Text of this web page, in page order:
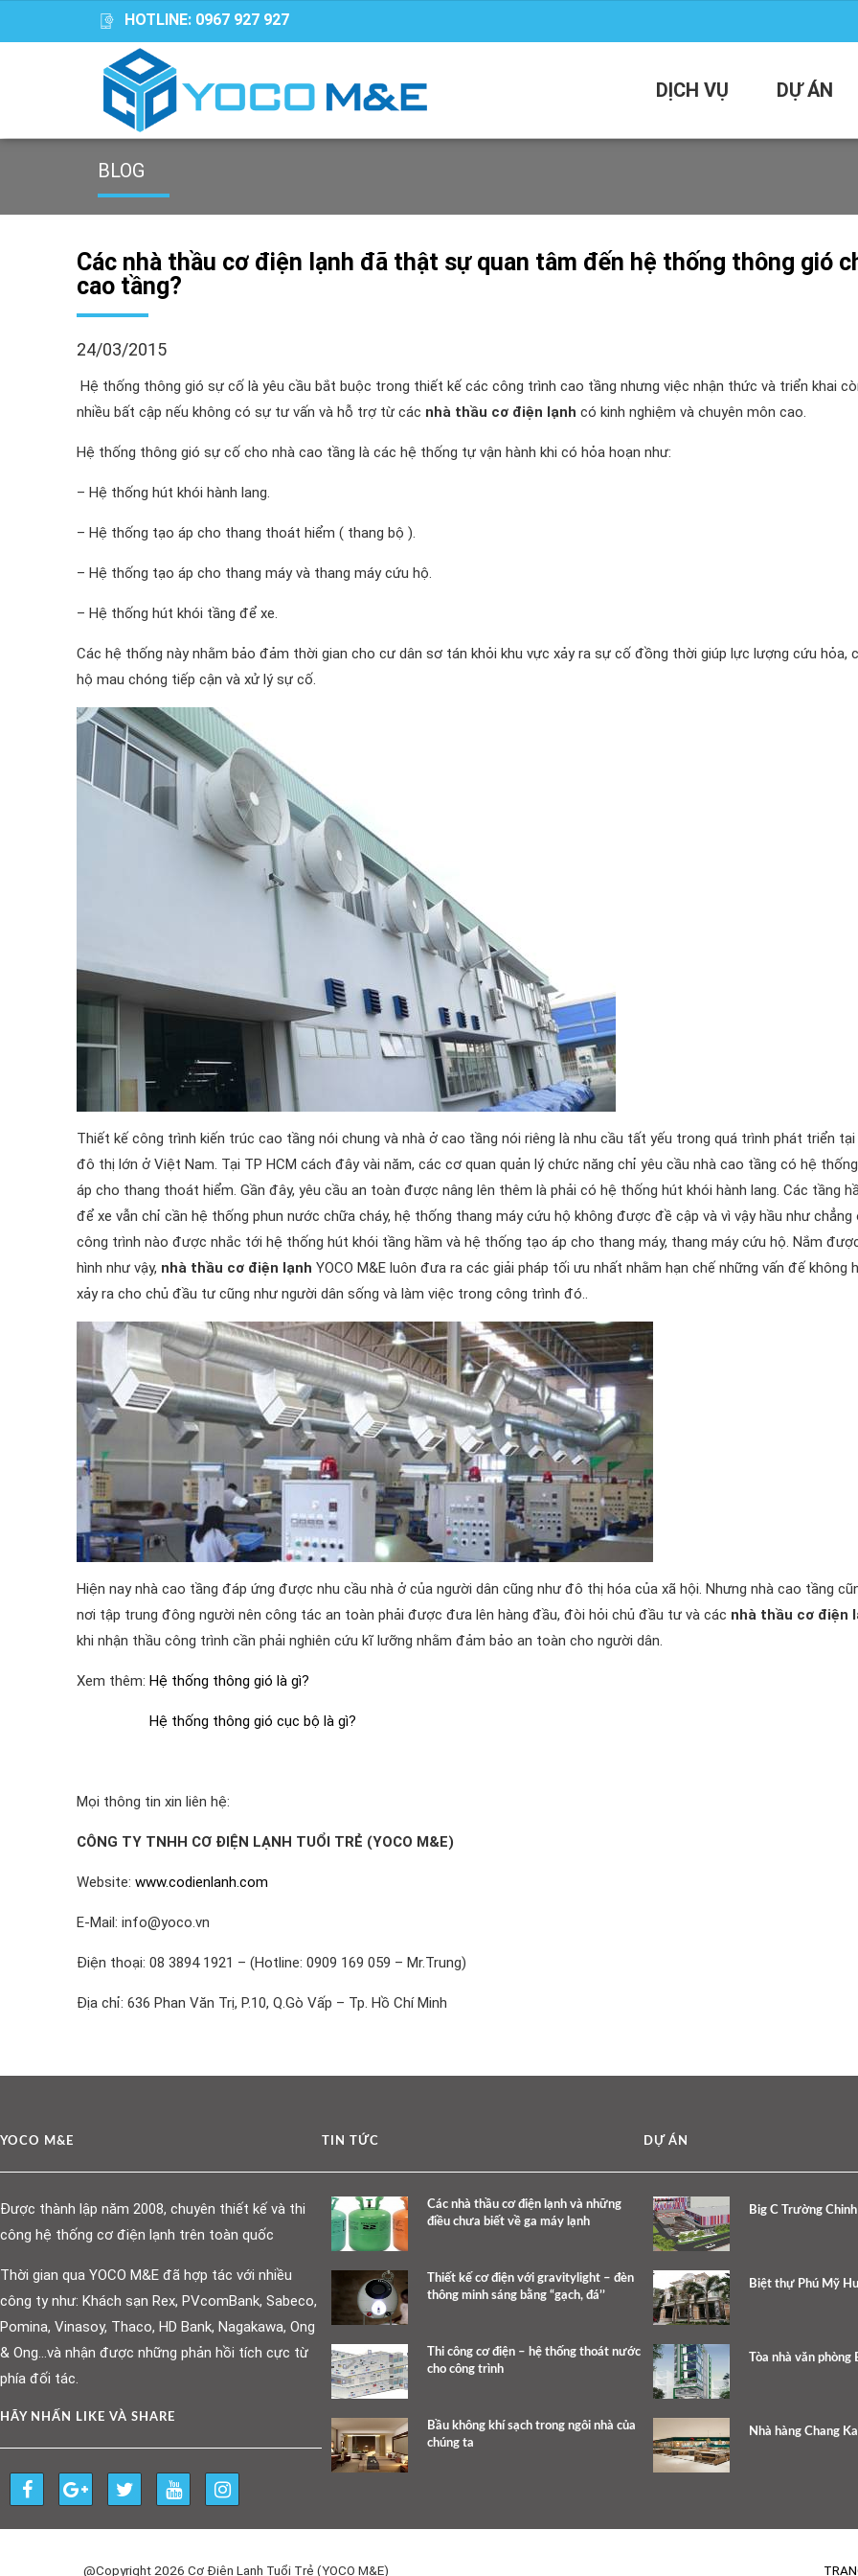
HOTLINE: 0967 927 927
DỊCH VỤ DỰ ÁN
BLOG
Các nhà thầu cơ điện lạnh đã thật sự quan tâm đến hệ thống thông gió
cao tầng?
24/03/2015
Hệ thống thông gió sự cố là yêu cầu bắt buộc trong thiết kế các công trình cao tầng nhưng việc nhận thức và triển khai
nhiều bất cập nếu không có sự tư vấn và hỗ trợ từ các nhà thầu cơ điện lạnh có kinh nghiệm và chuyên môn cao.
Hệ thống thông gió sự cố cho nhà cao tầng là các hệ thống tự vận hành khi có hỏa hoạn như:
– Hệ thống hút khói hành lang.
– Hệ thống tạo áp cho thang thoát hiểm ( thang bộ ).
– Hệ thống tạo áp cho thang máy và thang máy cứu hộ.
– Hệ thống hút khói tầng để xe.
Các hệ thống này nhằm bảo đảm thời gian cho cư dân sơ tán khỏi khu vực xảy ra sự cố đồng thời giúp lực lượng cứu hỏa,
hộ mau chóng tiếp cận và xử lý sự cố.
Thiết kế công trình kiến trúc cao tầng nói chung và nhà ở cao tầng nói riêng là nhu cầu tất yếu trong quá trình phát triển tại
đô thị lớn ở Việt Nam. Tại TP HCM cách đây vài năm, các cơ quan quản lý chức năng chỉ yêu cầu nhà cao tầng có hệ
áp cho thang thoát hiểm. Gần đây, yêu cầu an toàn được nâng lên thêm là phải có hệ thống hút khói hành lang. Các tầng
để xe vẫn chỉ cần hệ thống phun nước chữa cháy, hệ thống thang máy cứu hộ không được đề cập và vì vậy hầu như chẳng
công trình nào được nhắc tới hệ thống hút khói tầng hầm và hệ thống tạo áp cho thang máy, thang máy cứu hộ. Nắm
hình như vậy, nhà thầu cơ điện lạnh YOCO M&E luôn đưa ra các giải pháp tối ưu nhất nhằm hạn chế những vấn đế không
xảy ra cho chủ đầu tư cũng như người dân sống và làm việc trong công trình đó..
Hiện nay nhà cao tầng đáp ứng được nhu cầu nhà ở của người dân cũng như đô thị hóa của xã hội. Nhưng nhà cao tầng
nơi tập trung đông người nên công tác an toàn phải được đưa lên hàng đầu, đòi hỏi chủ đầu tư và các nhà thầu cơ điện
khi nhận thầu công trình cần phải nghiên cứu kĩ lưỡng nhằm đảm bảo an toàn cho người dân.
Xem thêm: Hệ thống thông gió là gì?
Hệ thống thông gió cục bộ là gì?
Mọi thông tin xin liên hệ:
CÔNG TY TNHH CƠ ĐIỆN LẠNH TUỔI TRẺ (YOCO M&E)
Website: www.codienlanh.com
E-Mail: info@yoco.vn
Điện thoại: 08 3894 1921 – (Hotline: 0909 169 059 – Mr.Trung)
Địa chỉ: 636 Phan Văn Trị, P.10, Q.Gò Vấp – Tp. Hồ Chí Minh
YOCO M&E
Được thành lập năm 2008, chuyên thiết kế và thi
công hệ thống cơ điện lạnh trên toàn quốc
Thời gian qua YOCO M&E đã hợp tác với nhiều
công ty như: Khách sạn Rex, PVcomBank, Sabeco,
Pomina, Vinasoy, Thaco, HD Bank, Nagakawa, Ong
& Ong…và nhận được những phản hồi tích cực từ
phía đối tác.
HÃY NHẤN LIKE VÀ SHARE
TIN TỨC
Các nhà thầu cơ điện lạnh và những
điều chưa biết về ga máy lạnh
Thiết kế cơ điện với gravitylight – đèn
thông minh sáng bằng “gạch, đá’’
Thi công cơ điện – hệ thống thoát nước
cho công trình
Bầu không khí sạch trong ngôi nhà của
chúng ta
DỰ ÁN
Big C Trường Chinh
Biệt thự Phú Mỹ
Tòa nhà văn phòng
Nhà hàng Chang
@Copyright 2026 Cơ Điện Lạnh Tuổi Trẻ (YOCO M&E)